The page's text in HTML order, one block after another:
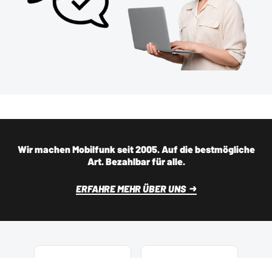
Wir machen Mobilfunk seit 2005. Auf die bestmögliche
Art. Bezahlbar für alle.
ERFAHRE MEHR ÜBER UNS